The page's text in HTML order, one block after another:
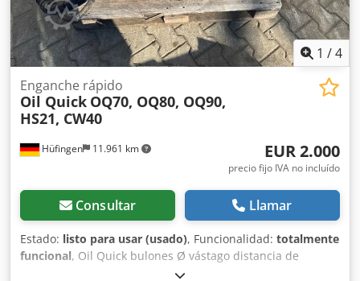
1 /4
Hüfingen 11.961 km
Enganche rápido
Oil Quick OQ70, OQ80, OQ90,
HS21, CW40
EUR 2.000
precio fijo IVA no incluído
Consultar Llamar
Estado: listo para usar (usado), Funcionalidad: totalmente
funcional, Oil Quick bulones Ø vástago distancia de
bulones Precio: OQ70 60/60 280 330 3.000,00 € OQ80 90/90